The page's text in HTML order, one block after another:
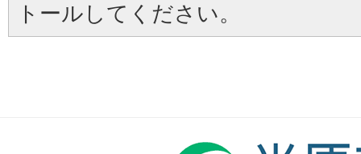
トールしてください。